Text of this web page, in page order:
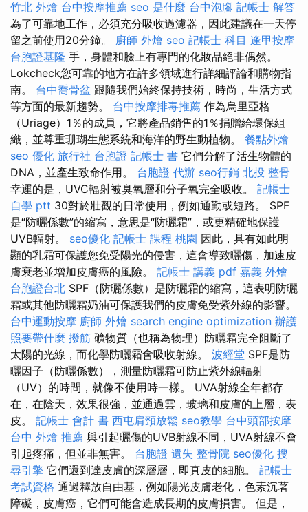
竹北 外燴 台中按摩推薦 seo 是什麼 台中泡腳 記帳士 解答
為了可靠地工作，必須充分吸收過濾器，因此建議在一天停
留之前使用20分鐘。 廚師 外燴 seo 記帳士 科目 逢甲按摩
台胞證基隆 手，身體和臉上有專門的化妝品絕非偶然。
Lokcheck您可靠的地方在許多領域進行詳細評論和購物指
南。 台中喬骨盆 跟隨我們始終保持技術，時尚，生活方式
等方面的最新趨勢。 台中按摩排毒推薦 作為烏里亞格
（Uriage）1％的成員，它將產品銷售的1％捐贈給環保組
織，並尊重珊瑚生態系統和海洋的野生動植物。 餐點外燴
seo 優化 旅行社 台胞證 記帳士 書 它們分解了活生物體的
DNA，並產生致命作用。 台胞證 代辦 seo行銷 北投 整骨
幸運的是，UVC輻射被臭氧層和分子氧完全吸收。 記帳士
自學 ptt 30對於壯觀的日常使用，例如通勤或短路。 SPF
是“防曬係數”的縮寫，意思是“防曬霜”，或更精確地保護
UVB輻射。 seo優化 記帳士 課程 桃園 因此，具有如此明
顯的乳霜可保護您免受陽光的侵害，這會導致曬傷，加速皮
膚衰老並增加皮膚癌的風險。 記帳士 講義 pdf 嘉義 外燴
台胞證台北 SPF（防曬係數）是防曬霜的縮寫，這表明防曬
霜或其他防曬霜奶油可保護我們的皮膚免受紫外線的影響。
台中運動按摩 廚師 外燴 search engine optimization 辦護
照要帶什麼 撥筋 礦物質（也稱為物理）防曬霜完全阻斷了
太陽的光線，而化學防曬霜會吸收射線。 波經堂 SPF是防
曬因子（防曬係數），測量防曬霜可防止紫外線輻射
（UV）的時間，就像不使用時一樣。 UVA射線全年都存
在，在陰天，效果很強，並通過雲，玻璃和皮膚的上層，表
皮。 記帳士 會計 書 西屯肩頸放鬆 seo教學 台中頭部按摩
台中 外燴 推薦 與引起曬傷的UVB射線不同，UVA射線不會
引起疼痛，但並非無害。 台胞證 遺失 整骨院 seo優化 搜
尋引擎 它們還到達皮膚的深層層，即真皮的細胞。 記帳士
考試資格 通過釋放自由基，例如陽光皮膚老化，色素沉著
障礙，皮膚癌，它們可能會造成長期的皮膚損害。 但是，